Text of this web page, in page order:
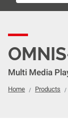
Multi Media
Home Products